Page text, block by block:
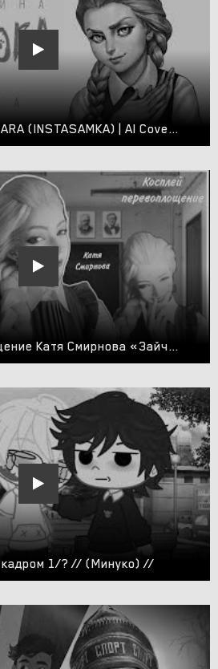
Катя Смирнова - RARARA (INSTASAMKA) | AI Cover Tiny Bunny | AI Cover Зайчик
Косплей перевоплощение Катя Смирнова «Зайчик»/ Katya Smirnova “Tiny Bunny”? #косплей #cosplay
кадром 1/? // (Минуко) //